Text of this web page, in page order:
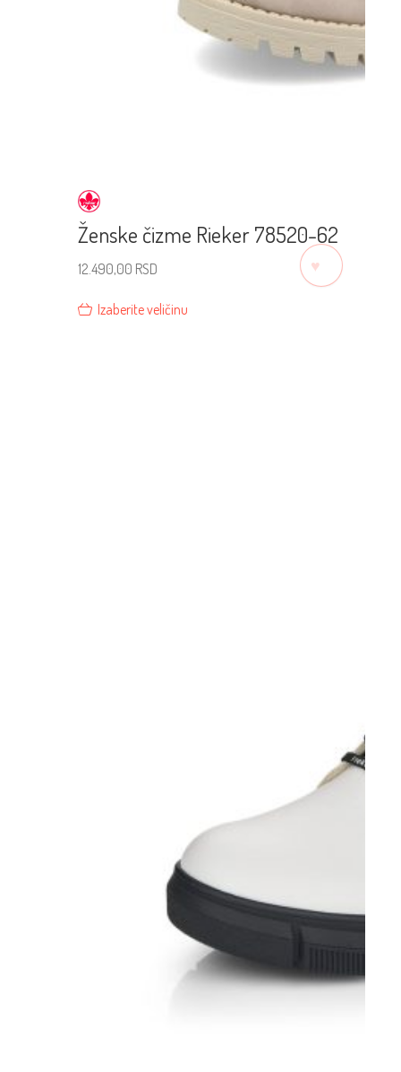
Ženske čizme Rieker 78520-62
12.490,00 RSD
Izaberite veličinu